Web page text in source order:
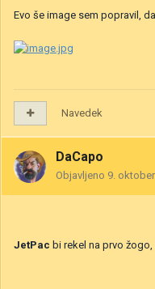
Evo še image sem popravil,
Navedek
DaCapo
Objavljeno 9.
JetPac bi rekel na prvo